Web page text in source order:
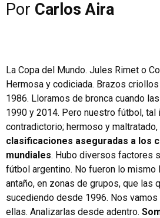
Por Carlos Aira
La Copa del Mundo. Jules Rimet o
Hermosa y codiciada. Brazos
1986. Lloramos de bronca cuando
1990 y 2014. Pero nuestro fútbol, tal
contradictorio; hermoso y maltratado,
clasificaciones aseguradas a los
mundiales. Hubo diversos factores
fútbol argentino. No fueron lo
antaño, en zonas de grupos, que las
sucediendo desde 1996. Nos vamos
ellas. Analizarlas desde adentro.